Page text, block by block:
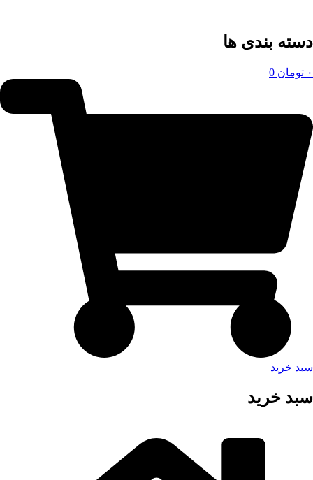
دسته بندی ها
۰ تومان 0
سبد خرید
سبد خرید